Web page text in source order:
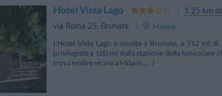
Hotel Vista Lago
1.25 km
via Roma 25, Brunate
Mappa
L'Hotel Vista Lago è situato a Brunate, a 712 mt
privilegiata a 100 mt dalla stazione della funicolare
trova inoltre vicino a Milano,...